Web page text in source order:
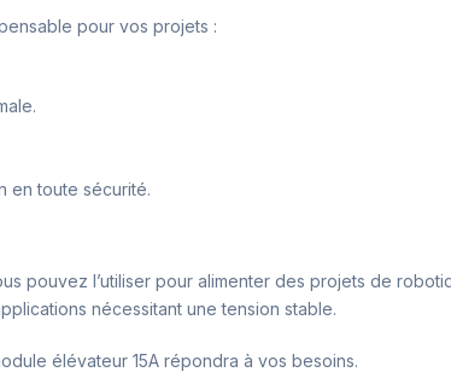
pour vos projets :
en toute sécurité.
pouvez l’utiliser pour alimenter des projets de
nécessitant une tension stable.
élévateur 15A répondra à vos besoins.